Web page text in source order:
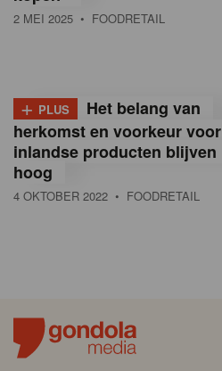
2 MEI 2025 • FOODRETAIL
+ PLUS
Het belang van
herkomst en voorkeur voor
inlandse producten blijven
hoog
4 OKTOBER 2022 • FOODRETAIL